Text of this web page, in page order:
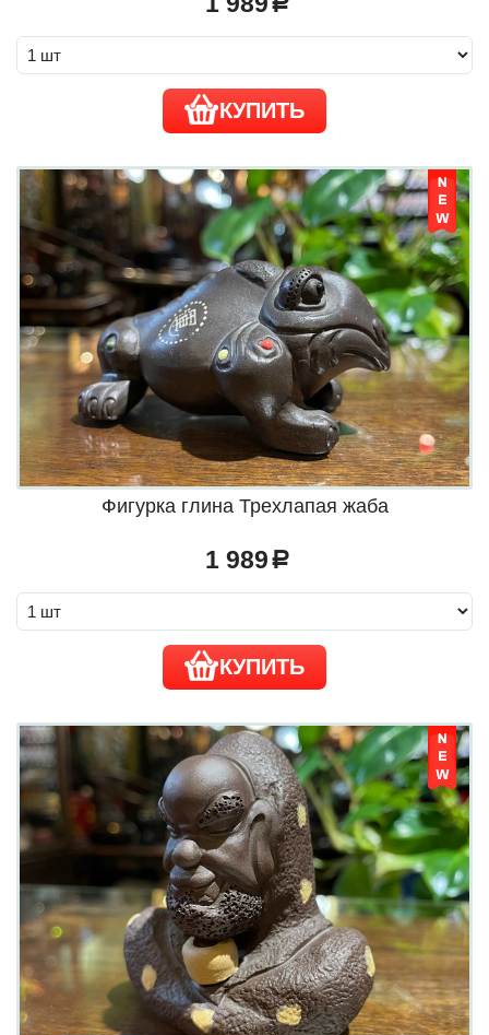
КУПИТЬ
Фигурка глина Трехлапая жаба
1 989 a
КУПИТЬ